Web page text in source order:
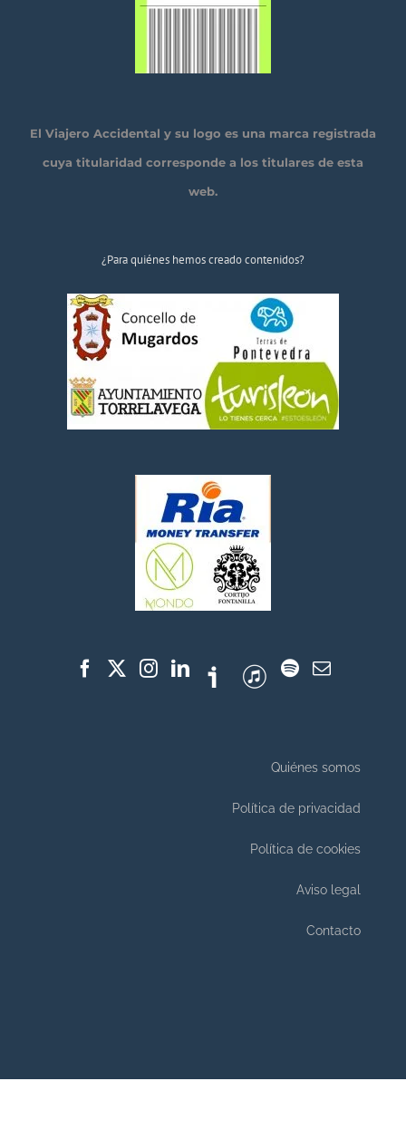
El Viajero Accidental y su logo es una marca registrada
cuya titularidad corresponde a los titulares de esta
web.
¿Para quiénes hemos creado contenidos?
Quiénes somos
Política de privacidad
Política de cookies
Aviso legal
Contacto